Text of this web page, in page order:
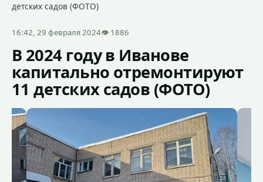
детских садов (ФОТО)
16:42, 29 февраля 2024👁 1886
В 2024 году в Иванове
капитально отремонтируют
11 детских садов (ФОТО)